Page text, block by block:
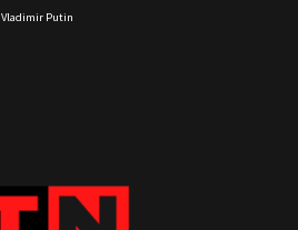
Vladimir Putin